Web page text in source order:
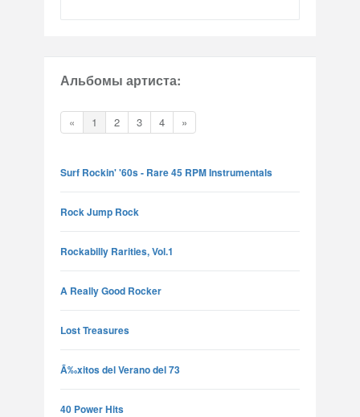
Альбомы артиста:
« 1 2 3 4 »
Surf Rockin' '60s - Rare 45 RPM Instrumentals
Rock Jump Rock
Rockabilly Rarities, Vol.1
A Really Good Rocker
Lost Treasures
Ã‰xitos del Verano del 73
40 Power Hits